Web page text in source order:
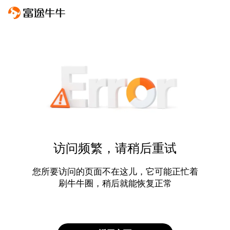
访问频繁，请稍后重试
您所要访问的页面不在这儿，它可能正忙着
刷牛牛圈，稍后就能恢复正常